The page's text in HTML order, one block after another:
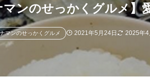
ンのせっかくグルメ】
マンのせっかくグルメ 2021年5月24日 2025年